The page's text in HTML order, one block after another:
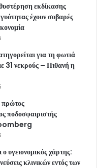
εκδίκασης
έχουν σοβαρές
για τη φωτιά
31 νεκρούς – Πιθανή η
πρώτος
ποδοσφαιριστής
υγειονομικός χάρτης:
κλινικών εντός των